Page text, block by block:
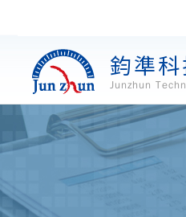
鈞準
Junzhun